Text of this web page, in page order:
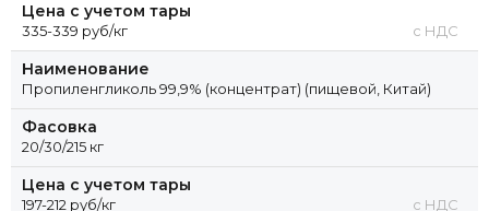
Цена с учетом тары
335-339 руб/кг с НДС
Наименование
Пропиленгликоль 99,9% (концентрат) (пищевой, Китай)
Фасовка
20/30/215 кг
Цена с учетом тары
197-212 руб/кг с НДС